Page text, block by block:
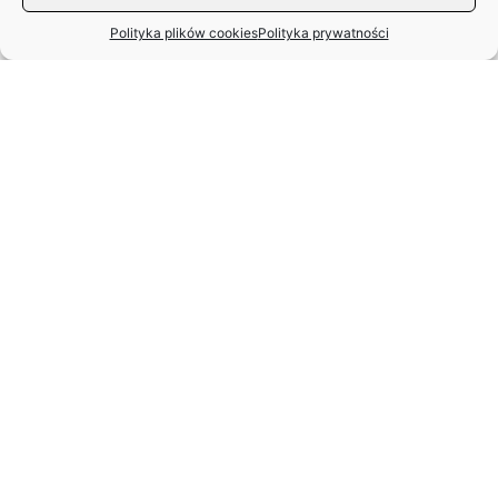
Polityka plików cookiesPolityka prywatności